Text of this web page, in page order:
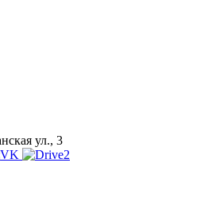
ул., 3